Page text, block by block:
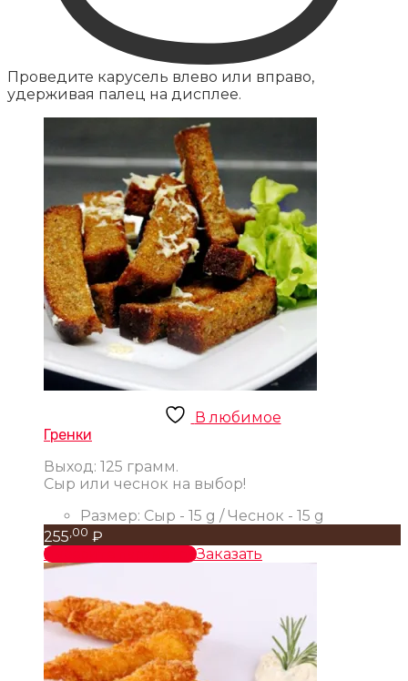
Проведите карусель влево или вправо,
удерживая палец на дисплее.
В любимое
Гренки
Выход: 125 грамм.
Сыр или чеснок на выбор!
Размер: Сыр - 15 g / Чеснок - 15 g
255 ,00 ₽
Выберите параметрыЗаказать